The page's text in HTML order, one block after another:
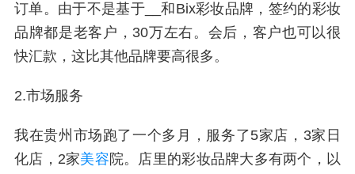
订单。由于不是基于__和Bix彩妆品牌，签约的彩妆
品牌都是老客户，30万左右。会后，客户也可以很
快汇款，这比其他品牌要高很多。
2.市场服务
我在贵州市场跑了一个多月，服务了5家店，3家日
化店，2家美容 院。店里的彩妆品牌大多有两个，以